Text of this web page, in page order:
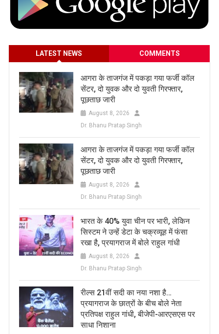
LATEST NEWS COMMENTS
आगरा के ताजगंज में पकड़ा गया फर्जी कॉल
सेंटर, दो युवक और दो युवती गिरफ्तार,
पूछताछ जारी
August 8, 2026
Dr. Bhanu Pratap Singh
आगरा के ताजगंज में पकड़ा गया फर्जी कॉल
सेंटर, दो युवक और दो युवती गिरफ्तार,
पूछताछ जारी
August 8, 2026
Dr. Bhanu Pratap Singh
भारत के 40% युवा चीन पर भारी, लेकिन
सिस्टम ने उन्हें डेटा के चक्रव्यूह में फंसा
रखा है, प्रयागराज में बोले राहुल गांधी
August 8, 2026
Dr. Bhanu Pratap Singh
रील्स 21वीं सदी का नया नशा है…
प्रयागराज के छात्रों के बीच बोले नेता
प्रतिपक्ष राहुल गांधी, बीजेपी-आरएसएस पर
साधा निशाना